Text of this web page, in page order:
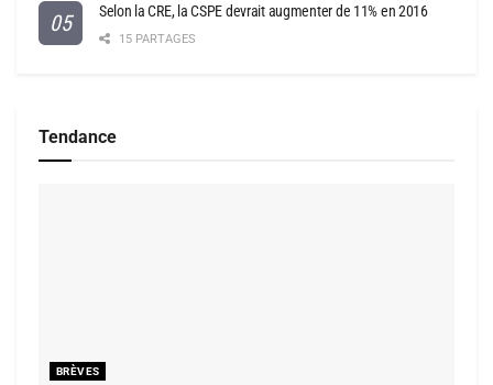
Selon la CRE, la CSPE devrait augmenter de 11% en 2016
15 PARTAGES
Tendance
BRÈVES